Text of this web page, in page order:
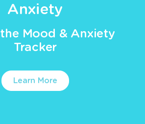
Anxiety
Mood & Anxiety
Tracker
Learn More